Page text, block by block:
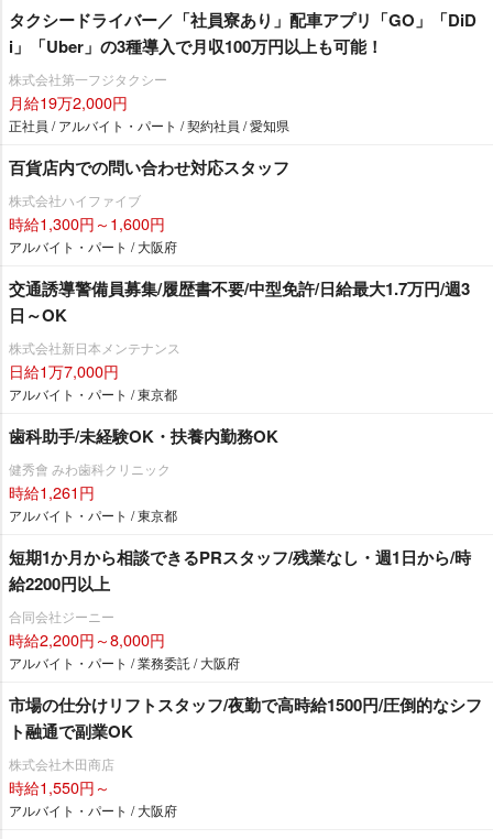
タクシードライバー／「社員寮あり」配車アプリ「GO」「DiD
i」「Uber」の3種導入で月収100万円以上も可能！
株式会社第一フジタクシー
月給19万2,000円
正社員 / アルバイト・パート / 契約社員 / 愛知県
百貨店内での問い合わせ対応スタッフ
株式会社ハイファイブ
時給1,300円～1,600円
アルバイト・パート / 大阪府
交通誘導警備員募集/履歴書不要/中型免許/日給最大1.7万円/週3
日～OK
株式会社新日本メンテナンス
日給1万7,000円
アルバイト・パート / 東京都
歯科助手/未経験OK・扶養内勤務OK
健秀會 みわ歯科クリニック
時給1,261円
アルバイト・パート / 東京都
短期1か月から相談できるPRスタッフ/残業なし・週1日から/時
給2200円以上
合同会社ジーニー
時給2,200円～8,000円
アルバイト・パート / 業務委託 / 大阪府
市場の仕分けリフトスタッフ/夜勤で高時給1500円/圧倒的なシフ
ト融通で副業OK
株式会社木田商店
時給1,550円～
アルバイト・パート / 大阪府